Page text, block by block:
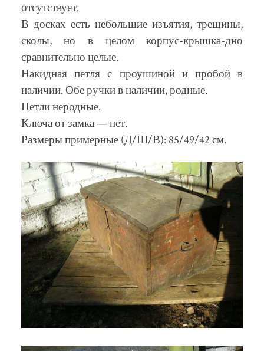
отсутствует.
В досках есть небольшие изъятия, трещины,
сколы, но в целом корпус-крышка-дно
сравнительно целые.
Накидная петля с проушиной и пробой в
наличии. Обе ручки в наличии, родные.
Петли неродные.
Ключа от замка — нет.
Размеры примерные (Д/Ш/В): 85/49/42 см.